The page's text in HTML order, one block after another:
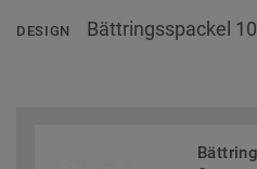
DESIGN Bättringsspackel